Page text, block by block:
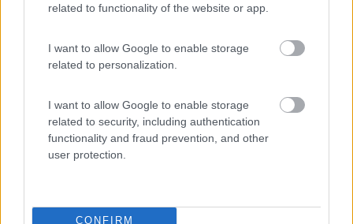
related to functionality of the website or app.
I want to allow Google to enable storage
related to personalization.
I want to allow Google to enable storage
related to security, including authentication
functionality and fraud prevention, and other
user protection.
CONFIRM
Agriturismo Al Gaggi